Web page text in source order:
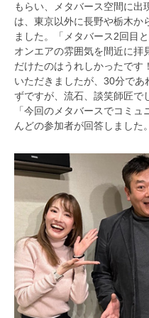
もらい、メタバース空間に出
は、東京以外に長野や栃木か
ました。「メタバース2回目
オンエアの雰囲気を間近に拝
だけたのはうれしかったです
いただきましたが、30分で
ずですが、流石、談笑師匠で
「今回のメタバースでコミ
んどの参加者が回答しました。